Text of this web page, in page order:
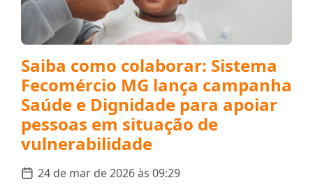
Saiba como colaborar: Sistema
Fecomércio MG lança campanha
Saúde e Dignidade para apoiar
pessoas em situação de
vulnerabilidade
24 de mar de 2026 às 09:29